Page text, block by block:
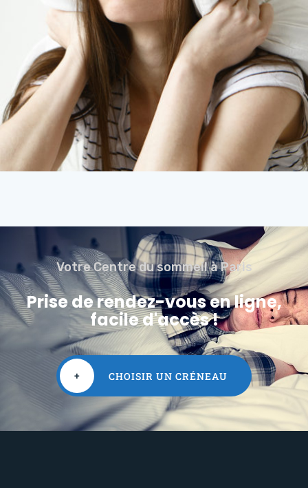
Votre Centre du sommeil à Paris
Prise de rendez-vous en ligne,
facile d'accès !
+ CHOISIR UN CRÉNEAU